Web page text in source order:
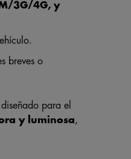
3G/4G, y
breves o
para el
y luminosa,